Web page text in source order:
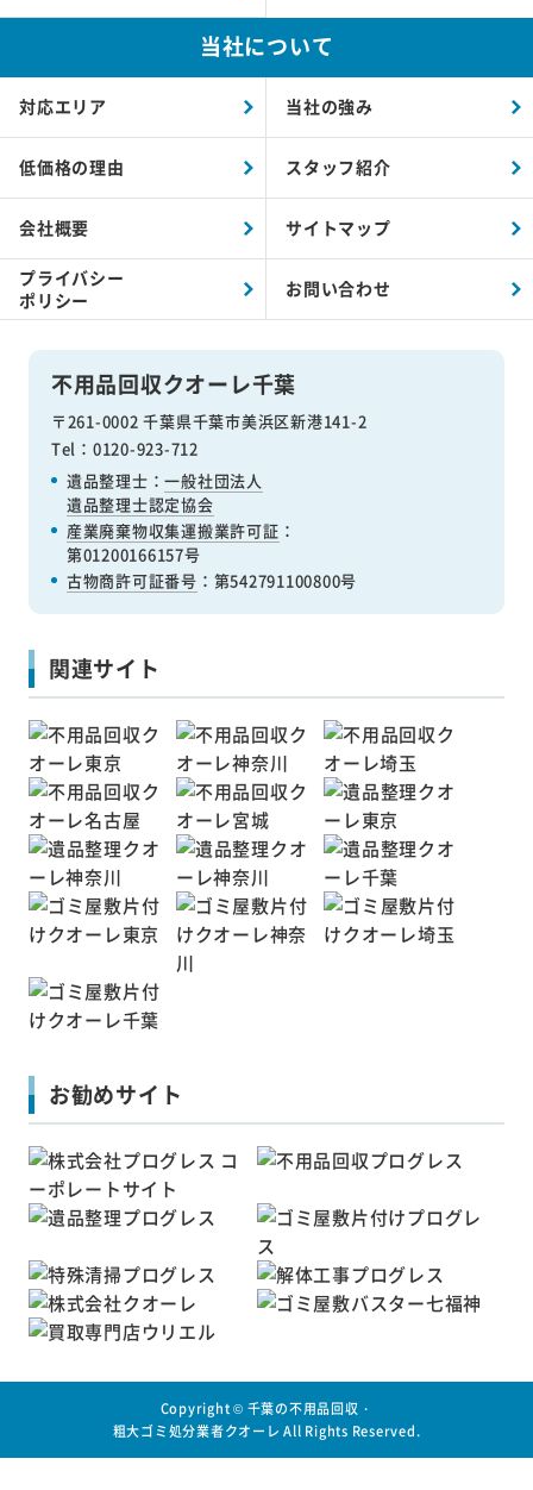
不用品回収クオーレ千葉
〒261-0002 千葉県千葉市美浜区新港141-2
Tel：0120-923-712
遺品整理士：一般社団法人
遺品整理士認定協会
産業廃棄物収集運搬業許可証 ：
第01200166157号
古物商許可証番号 ：第542791100800号
当社について
対応エリア 当社の強み
低価格の理由 スタッフ紹介
会社概要 サイトマップ
プライバシー
ポリシー
お問い合わせ
関連サイト
お勧めサイト
Copyright © 千葉の不用品回収・
粗大ゴミ処分業者クオーレ All Rights Reserved.